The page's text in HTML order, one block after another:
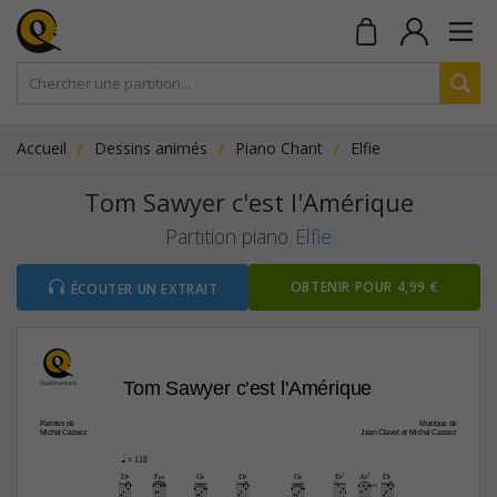
Accueil Dessins animés Piano Chant Elfie
Tom Sawyer c'est l'Amérique
Partition piano Elfie
ÉCOUTER UN EXTRAIT OBTENIR POUR 4,99 €
Tom Sawyer c'est l'Amérique
Paroles de
Michel Cassez
Musique de
Jean Clavet et Michel Cassez
D¨ F‹ G¨ D¨ G¨ E¨7
4fr
A¨7 D¨
q = 118